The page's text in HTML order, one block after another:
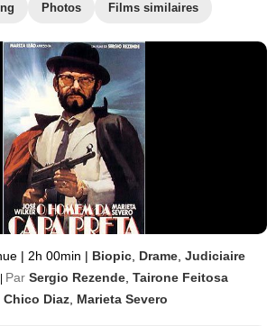
Photos Films similaires
| 2h 00min | Biopic Drame Judiciaire
Par Sergio Rezende Tairone Feitosa
Chico Diaz Marieta Severo